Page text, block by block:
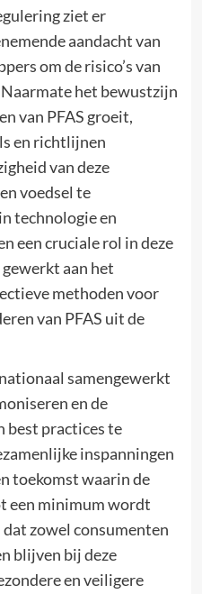
ziet er
aandacht van
om de risico’s van
het bewustzijn
van PFAS groeit,
en richtlijnen
van deze
voedsel te
technologie en
een cruciale rol in deze
aan het
methoden voor
van PFAS uit de
samengewerkt
en de
best practices te
inspanningen
toekomst waarin de
een minimum wordt
zowel consumenten
blijven bij deze
en veiligere